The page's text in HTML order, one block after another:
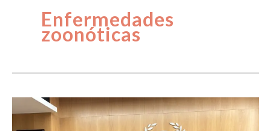
Enfermedades
zoonóticas